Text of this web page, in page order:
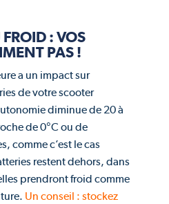
: VOS
PAS !
a un impact sur
de votre scooter
diminue de 20 à
de 0°C ou de
comme c’est le cas
restent dehors, dans
prendront froid comme
Un conseil : stockez